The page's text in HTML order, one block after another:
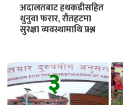
अदालतबाट हथकडीसहित
थुनुवा फरार, रौतहटमा
सुरक्षा व्यवस्थामाथि प्रश्न
३